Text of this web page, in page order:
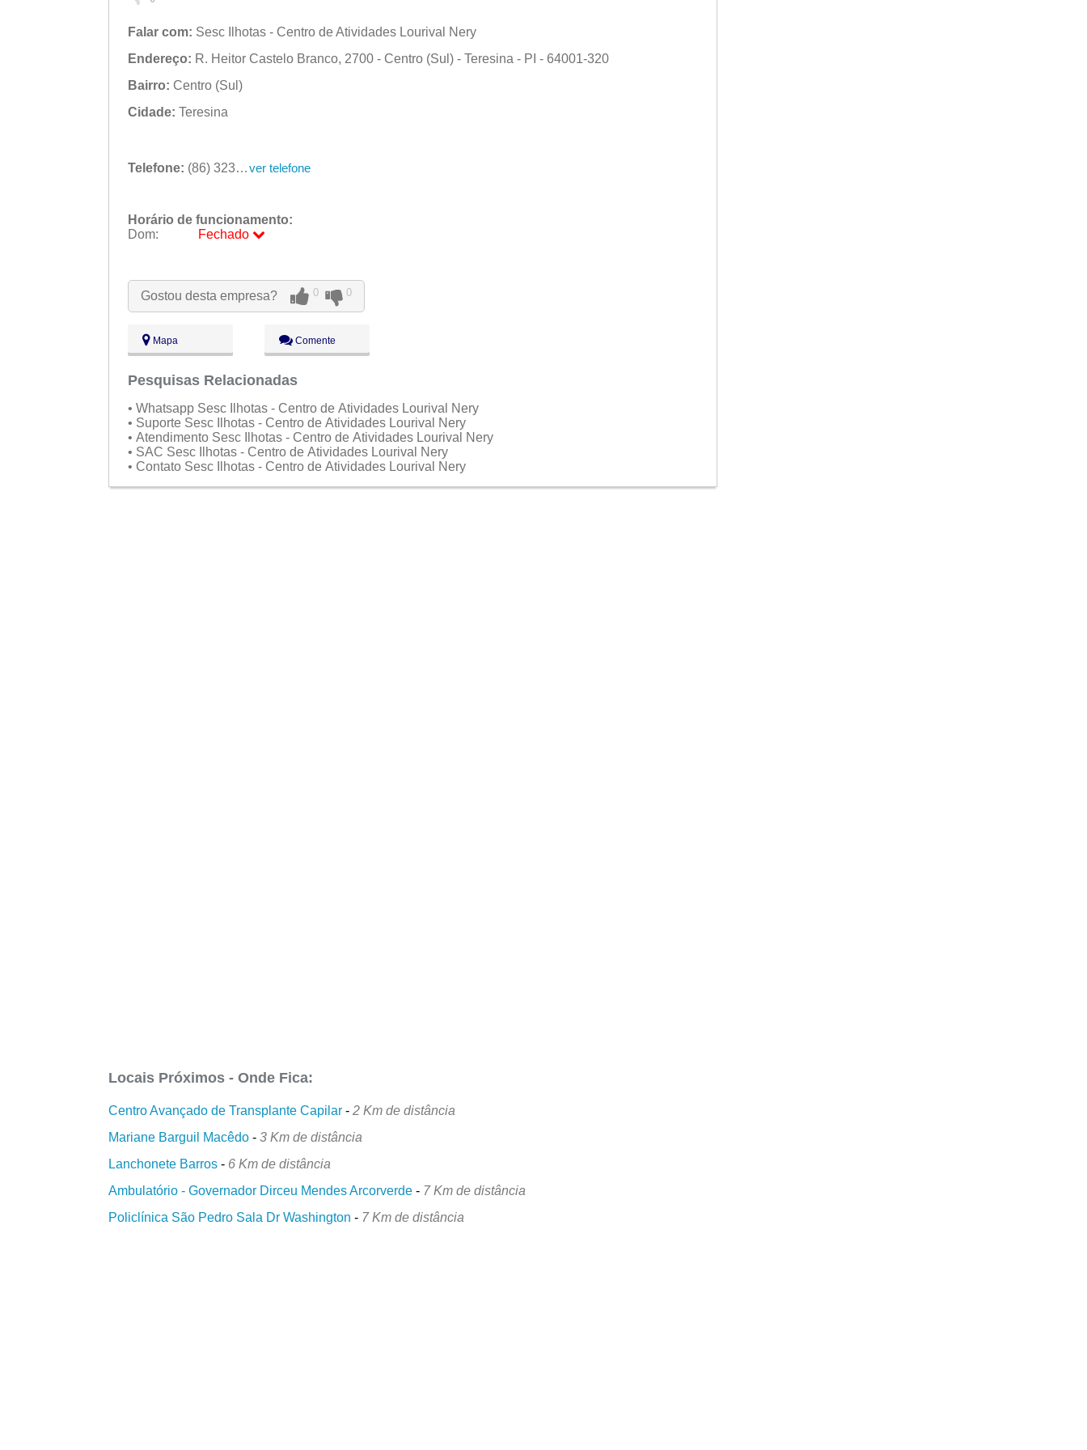
Falar com: Sesc Ilhotas - Centro de Atividades Lourival Nery
Endereço: R. Heitor Castelo Branco, 2700 - Centro (Sul) - Teresina - PI - 64001-320
Bairro: Centro (Sul)
Cidade: Teresina
Telefone: (86) 3230-9950 ver telefone
Horário de funcionamento:
Dom:
Fechado
Qua:
09:00 - 18:00
Qui:
09:00 - 18:00
Sáb:
Dom:
Gostou desta empresa? 0 0
Mapa Comente
Pesquisas Relacionadas
• Whatsapp Sesc Ilhotas - Centro de Atividades Lourival Nery
• Suporte Sesc Ilhotas - Centro de Atividades Lourival Nery
• Atendimento Sesc Ilhotas - Centro de Atividades Lourival Nery
• SAC Sesc Ilhotas - Centro de Atividades Lourival Nery
• Contato Sesc Ilhotas - Centro de Atividades Lourival Nery
Locais Próximos - Onde Fica:
Centro Avançado de Transplante Capilar -2 Km de distância
Mariane Barguil Macêdo -3 Km de distância
Lanchonete Barros - 6 Km de distância
Ambulatório - Governador Dirceu Mendes Arcorverde - 7 Km de distância
Policlínica São Pedro Sala Dr Washington - 7 Km de distância